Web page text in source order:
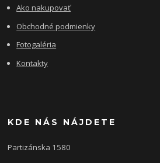
Ako nakupovať
Obchodné podmienky
Fotogaléria
Kontakty
KDE NÁS NÁJDETE
Partizánska 1580